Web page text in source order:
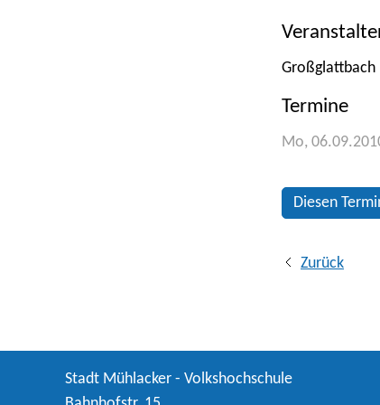
Großglattbach
Termine
Mo,
Diesen
Zurück
Stadt Mühlacker - Volkshochschule